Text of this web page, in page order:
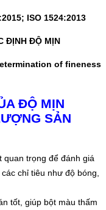
ISO 1524:2013
ĐỊNH ĐỘ MỊN
of fineness
ĐỘ MỊN
SẢN
trọng để đánh giá
chỉ tiêu như độ bóng,
tốt, giúp bột màu thấm